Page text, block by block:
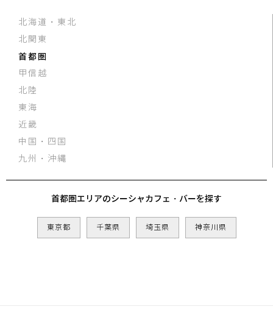
北海道・東北
北関東
首都圏
甲信越
北陸
東海
近畿
中国・四国
九州・沖縄
首都圏エリアのシーシャカフェ・バーを探す
東京都 千葉県 埼玉県 神奈川県